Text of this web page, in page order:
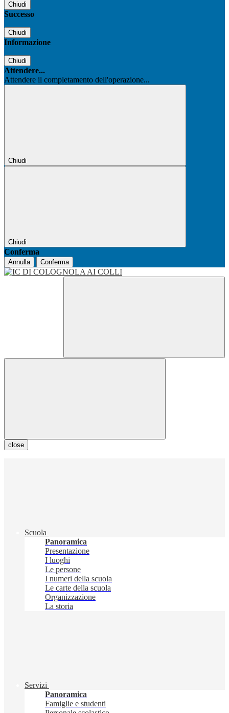
Chiudi
Successo
Chiudi
Informazione
Chiudi
Attendere...
Attendere il completamento dell'operazione...
Chiudi
Chiudi
Conferma
Annulla Conferma
close
Scuola
Panoramica
Presentazione
I luoghi
Le persone
I numeri della scuola
Le carte della scuola
Organizzazione
La storia
Servizi
Panoramica
Famiglie e studenti